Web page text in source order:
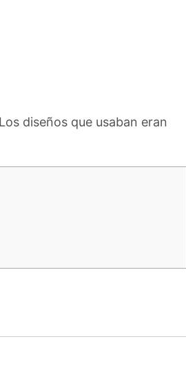
diseños que usaban eran